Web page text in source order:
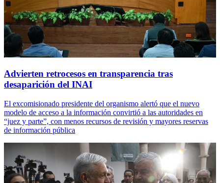
Advierten retrocesos en transparencia tras
desaparición del INAI
El excomisionado presidente del organismo alertó que el nuevo
modelo de acceso a la información convirtió a las autoridades en
“juez y parte”, con menos recursos de revisión y mayores reservas
de información pública